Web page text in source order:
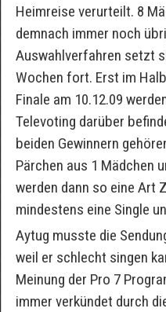
Heimreise verurteilt. 8
demnach immer noch
Auswahlverfahren setzt
Wochen fort. Erst im
Finale am 10.12.09
Televoting darüber
beiden Gewinnern
Pärchen aus 1 Mädchen
werden dann so eine Art
mindestens eine Single
Aytug musste die
weil er schlecht singen
Meinung der Pro 7
immer verkündet durch